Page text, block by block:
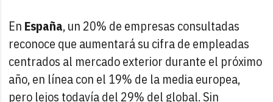
En España, un 20% de empresas consultadas
reconoce que aumentará su cifra de empleadas
centrados al mercado exterior durante el próximo
año, en línea con el 19% de la media europea,
pero lejos todavía del 29% del global. Sin